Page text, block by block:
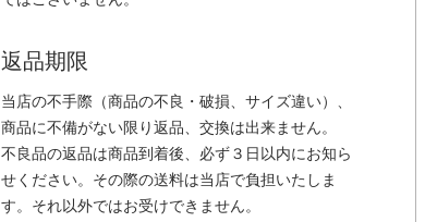
返品期限
当店の不手際（商品の不良・破損、サイズ違い）、
商品に不備がない限り返品、交換は出来ません。
不良品の返品は商品到着後、必ず３日以内にお知ら
せください。その際の送料は当店で負担いたしま
す。それ以外ではお受けできません。